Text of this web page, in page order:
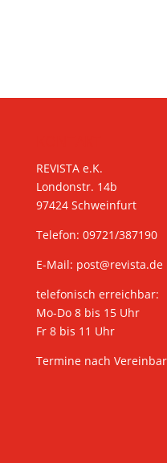
REVISTA e.K.
Londonstr. 14b
97424 Schweinfurt
Telefon: 09721/387190
E-Mail: post@revista.de
telefonisch erreichbar:
Mo-Do 8 bis 15 Uhr
Fr 8 bis 11 Uhr
Termine nach